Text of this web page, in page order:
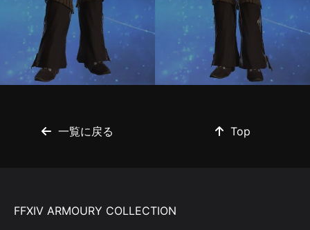
一覧に戻る Top
FFXIV ARMOURY COLLECTION